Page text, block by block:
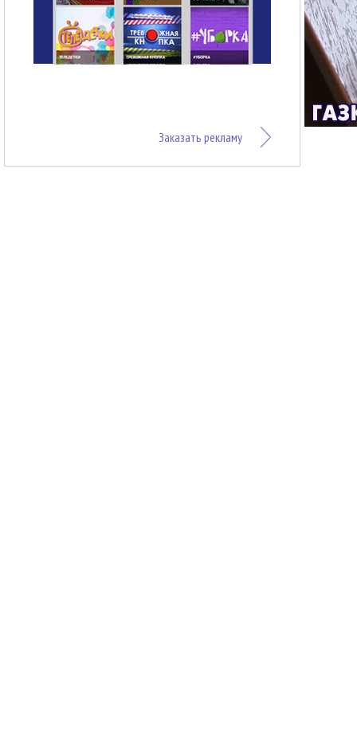
Заказать рекламу